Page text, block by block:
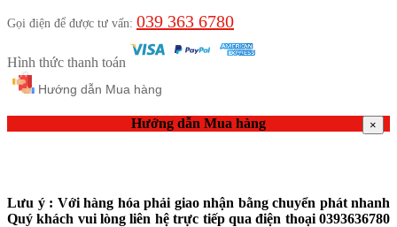
Gọi điện để được tư vấn: 039 363 6780
Hình thức thanh toán
Hướng dẫn Mua hàng
×
Hướng dẫn Mua hàng
Lưu ý : Với hàng hóa phải giao nhận bằng chuyển phát nhanh
Quý khách vui lòng liên hệ trực tiếp qua điện thoại 0393636780